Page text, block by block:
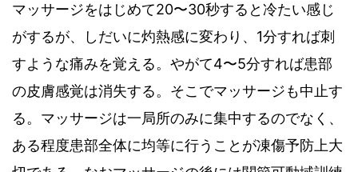
マッサージをはじめて20〜30秒すると冷たい感じ
がするが、しだいに灼熱感に変わり、 1分すれば刺
すような痛みを覚える。やがて4〜5分すれば患部
の皮膚感覚は消失する。そこでマッサージも中止す
る。マッサージは一局所のみに集中するのでなく、
ある程度患部全体に均等に行うことが凍傷予防上大